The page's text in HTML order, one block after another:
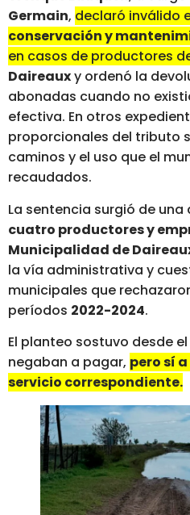
Germain, declaró inválido
conservación y
en casos de productores
Daireauxy ordenó la
abonadas cuando no
efectiva. En otros
proporcionales del tributo
caminos y el uso que el
recaudados.
La sentencia surgió de
cuatro productores y
Municipalidad de
la vía administrativa y
municipales que
períodos 2022-2024.
El planteo sostuvo desde
negaban a pagar, pero sí
servicio correspondiente.